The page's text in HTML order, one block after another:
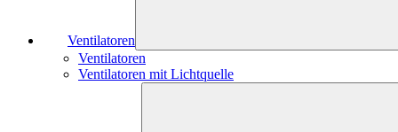
Ventilatoren
Ventilatoren
Ventilatoren mit Lichtquelle